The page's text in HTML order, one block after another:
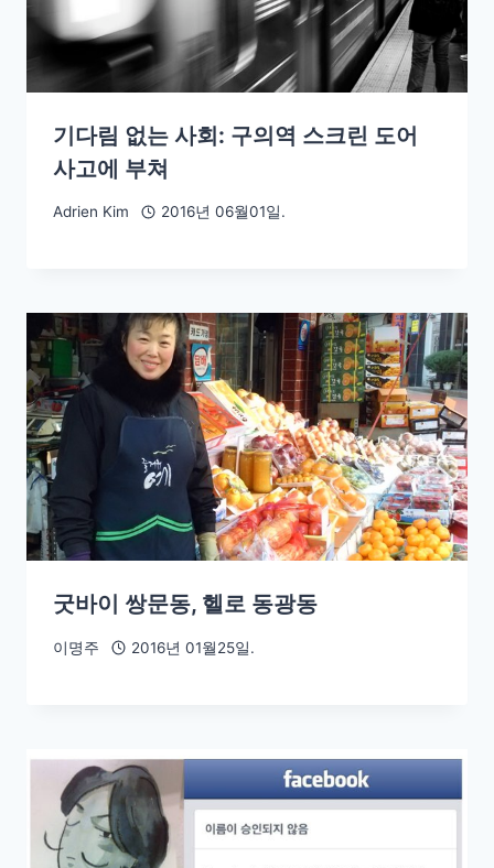
기다림 없는 사회: 구의역 스크린 도어
사고에 부쳐
Adrien Kim 2016년 06월01일.
굿바이 쌍문동, 헬로 동광동
이명주 2016년 01월25일.